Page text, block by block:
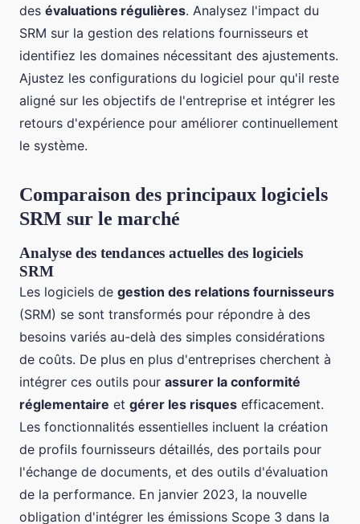
des évaluations régulières. Analysez l'impact du
SRM sur la gestion des relations fournisseurs et
identifiez les domaines nécessitant des ajustements.
Ajustez les configurations du logiciel pour qu'il reste
aligné sur les objectifs de l'entreprise et intégrer les
retours d'expérience pour améliorer continuellement
le système.
Comparaison des principaux logiciels
SRM sur le marché
Analyse des tendances actuelles des logiciels
SRM
Les logiciels de gestion des relations fournisseurs
(SRM) se sont transformés pour répondre à des
besoins variés au-delà des simples considérations
de coûts. De plus en plus d'entreprises cherchent à
intégrer ces outils pour assurer la conformité
réglementaire et gérer les risques efficacement.
Les fonctionnalités essentielles incluent la création
de profils fournisseurs détaillés, des portails pour
l'échange de documents, et des outils d'évaluation
de la performance. En janvier 2023, la nouvelle
obligation d'intégrer les émissions Scope 3 dans la